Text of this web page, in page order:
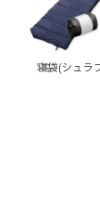
寝袋(シュラ